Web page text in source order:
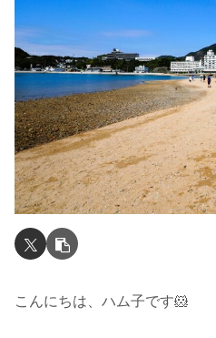
こんにちは、ハム子です🐹